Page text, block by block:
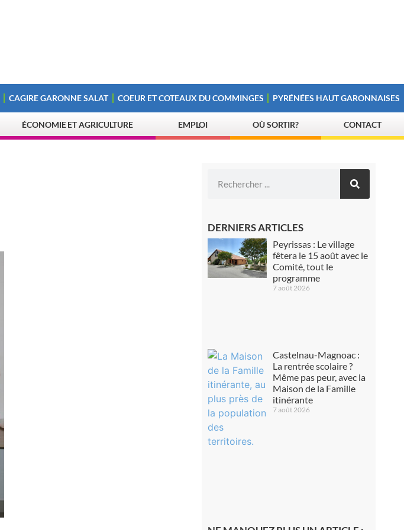
CAGIRE GARONNE SALAT COEUR ET COTEAUX DU COMMINGES PYRÉNÉES HAUT GARONNAISES
ÉCONOMIE ET AGRICULTURE EMPLOI OÙ SORTIR? CONTACT
DERNIERS ARTICLES
Peyrissas : Le village
fêtera le 15 août avec le
Comité, tout le
programme
7 août 2026
Castelnau-Magnoac :
La rentrée scolaire ?
Même pas peur, avec la
Maison de la Famille
itinérante
7 août 2026